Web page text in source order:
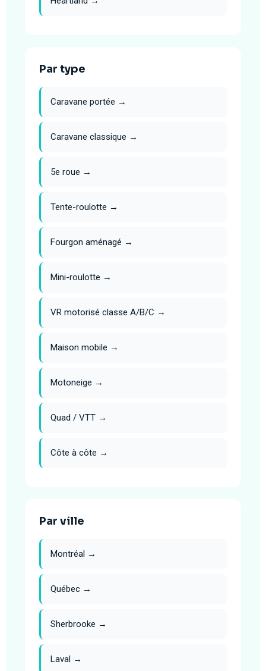
Par type
Caravane portée →
Caravane classique →
5e roue →
Tente-roulotte →
Fourgon aménagé →
Mini-roulotte →
VR motorisé classe A/B/C →
Maison mobile →
Motoneige →
Quad / VTT →
Côte à côte →
Par ville
Montréal →
Québec →
Sherbrooke →
Laval →